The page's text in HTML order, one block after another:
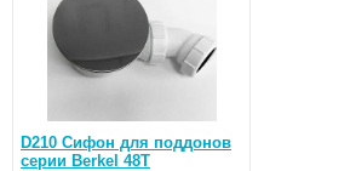
D210 Сифон для поддонов
серии Berkel 48T